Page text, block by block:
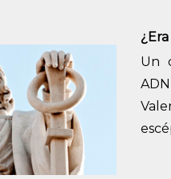
Un